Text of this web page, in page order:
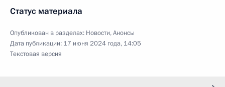
Статус материала
Опубликован в разделах: Новости,Анонсы
Дата публикации: 17 июня 2024 года, 14:05
Текстовая версия